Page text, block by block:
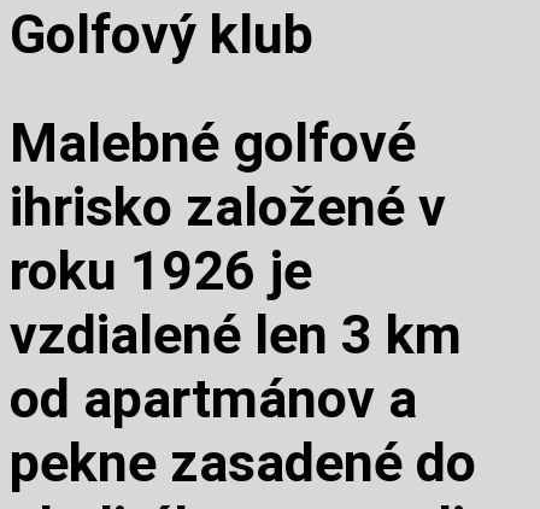
Golfový klub
Malebné golfové
ihrisko založené v
roku 1926 je
vzdialené len 3 km
od apartmánov a
pekne zasadené do